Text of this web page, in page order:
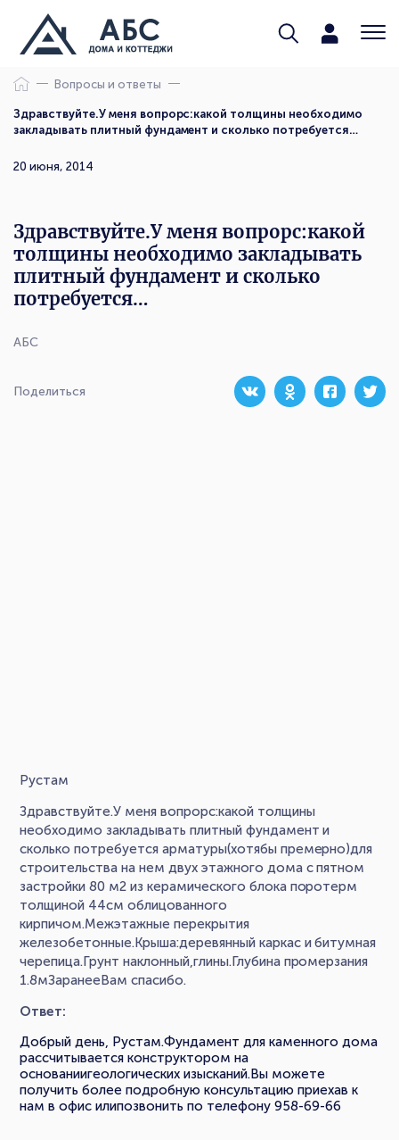
Вопросы и ответы
Здравствуйте.У меня вопрорс:какой толщины необходимо
закладывать плитный фундамент и сколько потребуется…
АБС
20 июня, 2014
Здравствуйте.У меня вопрорс:какой
толщины необходимо закладывать
плитный фундамент и сколько
потребуется…
Поделиться
Рустам
Здравствуйте.У меня вопрорс:какой толщины
необходимо закладывать плитный фундамент и
сколько потребуется арматуры(хотябы премерно)для
строительства на нем двух этажного дома с пятном
застройки 80 м2 из керамического блока поротерм
толщиной 44см облицованного
кирпичом.Межэтажные перекрытия
железобетонные.Крыша:деревянный каркас и битумная
черепица.Грунт наклонный,глины.Глубина промерзания
1.8мЗаранееВам спасибо.
Ответ:
Добрый день, Рустам.Фундамент для каменного дома
рассчитывается конструктором на
основаниигеологических изысканий.Вы можете
получить более подробную консультацию приехав к
нам в офис илипозвонить по телефону 958-69-66